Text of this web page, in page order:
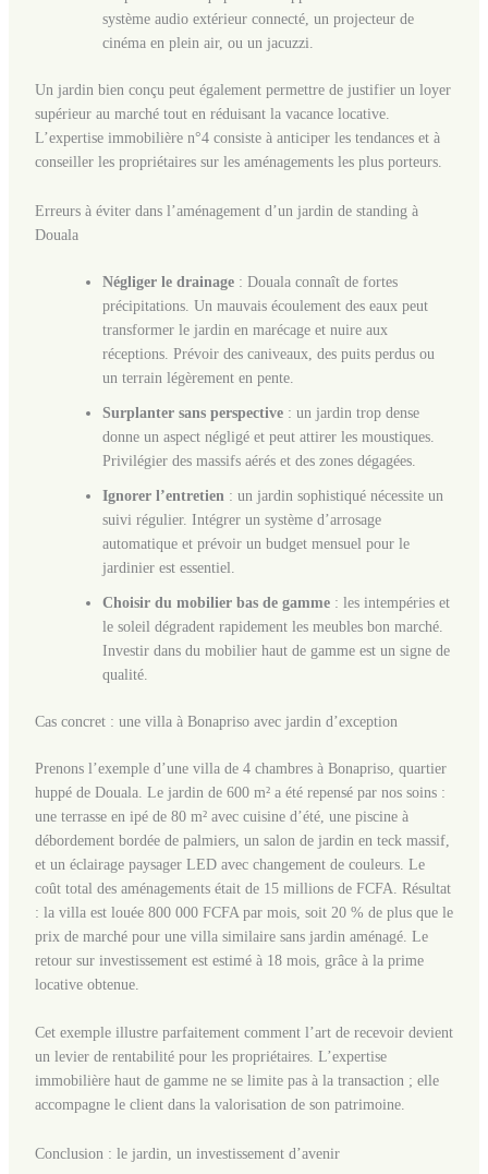
système audio extérieur connecté, un projecteur de
cinéma en plein air, ou un jacuzzi.
Un jardin bien conçu peut également permettre de justifier un loyer
supérieur au marché tout en réduisant la vacance locative.
L’expertise immobilière n°4 consiste à anticiper les tendances et à
conseiller les propriétaires sur les aménagements les plus porteurs.
Erreurs à éviter dans l’aménagement d’un jardin de standing à
Douala
Négliger le drainage: Douala connaît de fortes
précipitations. Un mauvais écoulement des eaux peut
transformer le jardin en marécage et nuire aux
réceptions. Prévoir des caniveaux, des puits perdus ou
un terrain légèrement en pente.
Surplanter sans perspective: un jardin trop dense
donne un aspect négligé et peut attirer les moustiques.
Privilégier des massifs aérés et des zones dégagées.
Ignorer l’entretien : un jardin sophistiqué nécessite un
suivi régulier. Intégrer un système d’arrosage
automatique et prévoir un budget mensuel pour le
jardinier est essentiel.
Choisir du mobilier bas de gamme: les intempéries et
le soleil dégradent rapidement les meubles bon marché.
Investir dans du mobilier haut de gamme est un signe de
qualité.
Cas concret : une villa à Bonapriso avec jardin d’exception
Prenons l’exemple d’une villa de 4 chambres à Bonapriso, quartier
huppé de Douala. Le jardin de 600 m² a été repensé par nos soins :
une terrasse en ipé de 80 m² avec cuisine d’été, une piscine à
débordement bordée de palmiers, un salon de jardin en teck massif,
et un éclairage paysager LED avec changement de couleurs. Le
coût total des aménagements était de 15 millions de FCFA. Résultat
: la villa est louée 800 000 FCFA par mois, soit 20 % de plus que le
prix de marché pour une villa similaire sans jardin aménagé. Le
retour sur investissement est estimé à 18 mois, grâce à la prime
locative obtenue.
Cet exemple illustre parfaitement comment l’art de recevoir devient
un levier de rentabilité pour les propriétaires. L’expertise
immobilière haut de gamme ne se limite pas à la transaction ; elle
accompagne le client dans la valorisation de son patrimoine.
Conclusion : le jardin, un investissement d’avenir